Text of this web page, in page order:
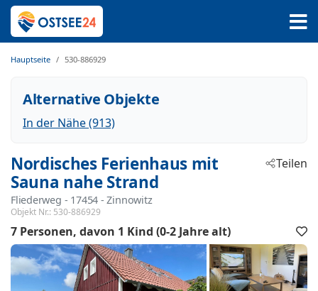
Hauptseite 530-886929
Alternative Objekte
In der Nähe (913)
Nordisches Ferienhaus mit
Sauna nahe Strand
Fliederweg - 17454 - Zinnowitz
Objekt Nr.: 530-886929
Teilen
7 Personen davon 1 Kind (0-2 Jahre alt)